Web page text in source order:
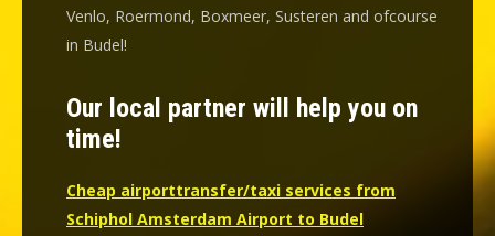
Venlo, Roermond, Boxmeer, Susteren and ofcourse
in Budel!
Our local partner will help you on
time!
Cheap airporttransfer/taxi services from
Schiphol Amsterdam Airport to Budel